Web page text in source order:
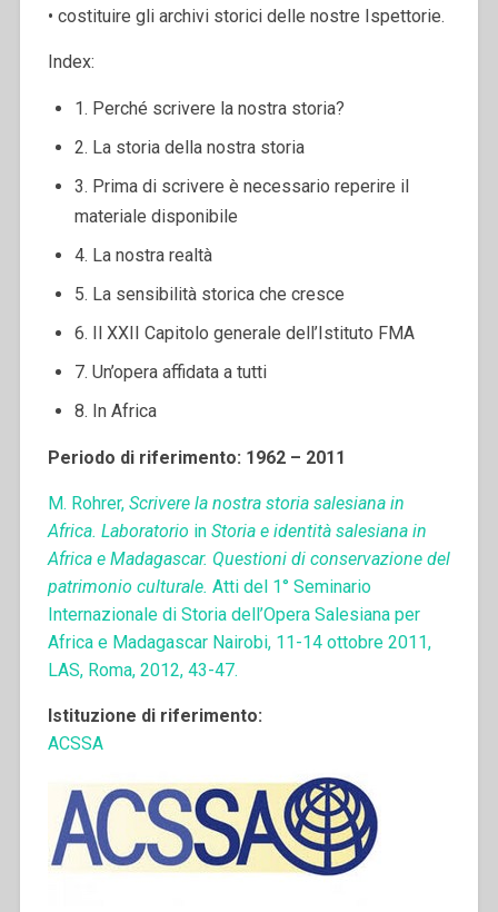
• costituire gli archivi storici delle nostre Ispettorie.
Index:
1. Perché scrivere la nostra storia?
2. La storia della nostra storia
3. Prima di scrivere è necessario reperire il
materiale disponibile
4. La nostra realtà
5. La sensibilità storica che cresce
6. Il XXII Capitolo generale dell’Istituto FMA
7. Un’opera affidata a tutti
8. In Africa
Periodo di riferimento: 1962 – 2011
M. Rohrer, Scrivere la nostra storia salesiana in
Africa. Laboratorio inStoria e identità salesiana in
Africa e Madagascar. Questioni di conservazione del
patrimonio culturale. Atti del 1° Seminario
Internazionale di Storia dell’Opera Salesiana per
Africa e Madagascar Nairobi, 11-14 ottobre 2011,
LAS, Roma, 2012, 43-47.
Istituzione di riferimento:
ACSSA